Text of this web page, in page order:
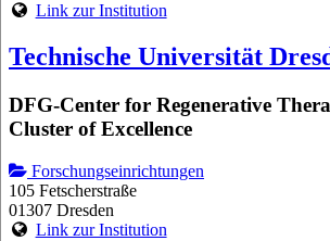
Link zur Institution
Technische Universität
DFG-Center for Regenerative
Cluster of Excellence
Forschungseinrichtungen
105 Fetscherstraße
01307 Dresden
Link zur Institution